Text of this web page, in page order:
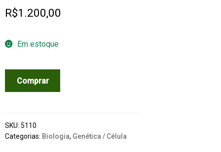
R$1.200,00
Em estoque
AND
EVOLUTION
Comprar
SKU: 5110
Categorias: Biologia, Genética / Célula